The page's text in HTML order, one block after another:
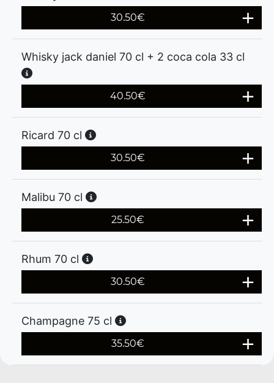
30.50€
Whisky jack daniel 70 cl + 2 coca cola 33 cl
40.50€
Ricard 70 cl
30.50€
Malibu 70 cl
25.50€
Rhum 70 cl
30.50€
Champagne 75 cl
35.50€